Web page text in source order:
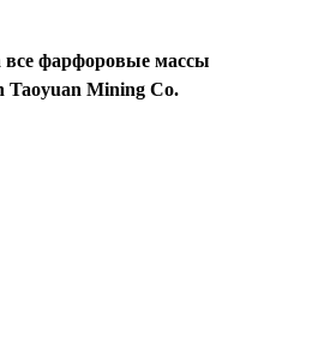
фарфоровые массы
Taoyuan Mining Co.